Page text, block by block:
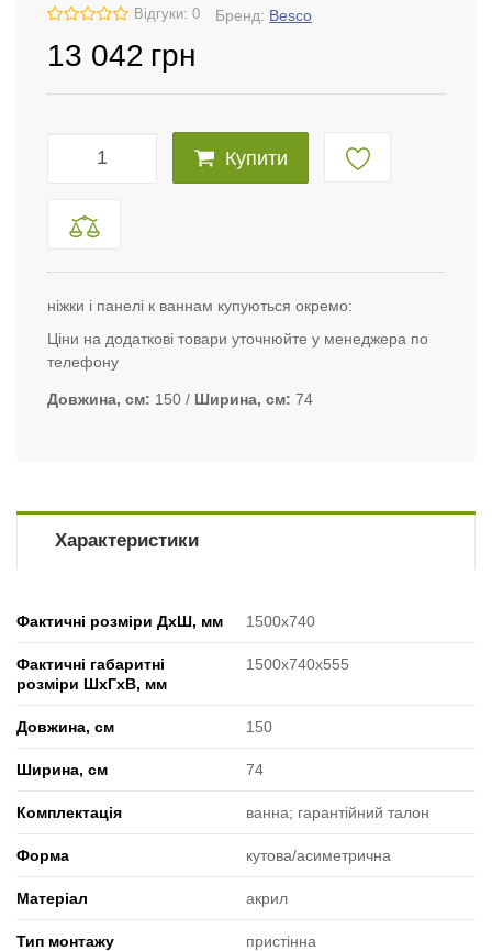
Відгуки: 0 Бренд: Besco
13 042 грн
Купити
ніжки і панелі к ваннам купуються окремо:
Ціни на додаткові товари уточнюйте у менеджера по
телефону
Довжина, см 150 Ширина, см 74
Характеристики
Фактичні розміри ДхШ, мм 1500х740
Фактичні габаритні
розміри ШхГхВ, мм
1500х740х555
Довжина, см 150
Ширина, см 74
Комплектація ванна; гарантійний талон
Форма кутова/асиметрична
Матеріал акрил
Тип монтажу пристінна